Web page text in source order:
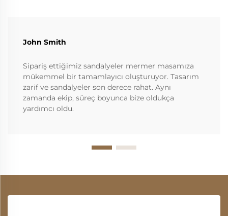
John Smith
Sipariş ettiğimiz sandalyeler mermer masamıza
mükemmel bir tamamlayıcı oluşturuyor. Tasarım
zarif ve sandalyeler son derece rahat. Aynı
zamanda ekip, süreç boyunca bize oldukça
yardımcı oldu.